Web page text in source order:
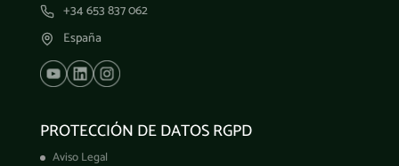
+34 653 837 062
España
PROTECCIÓN DE DATOS RGPD
Aviso Legal